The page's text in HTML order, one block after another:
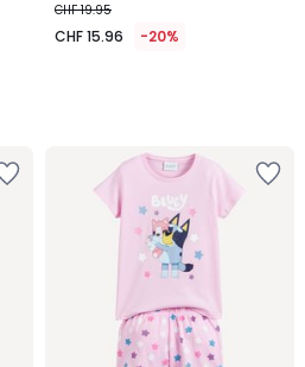
CHF 19.95
CHF 15.96 -20%